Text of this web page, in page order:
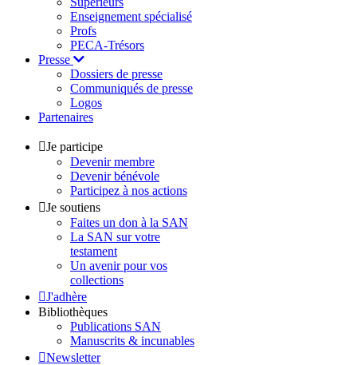
Enseignement spécialisé
Profs
PECA-Trésors
Presse
Dossiers de presse
Communiqués de presse
Logos
Partenaires
Je participe
Devenir membre
Devenir bénévole
Participez à nos actions
Je soutiens
Faites un don à la SAN
La SAN sur votre
testament
Un avenir pour vos
collections
J'adhère
Bibliothèques
Publications SAN
Manuscrits & incunables
Newsletter